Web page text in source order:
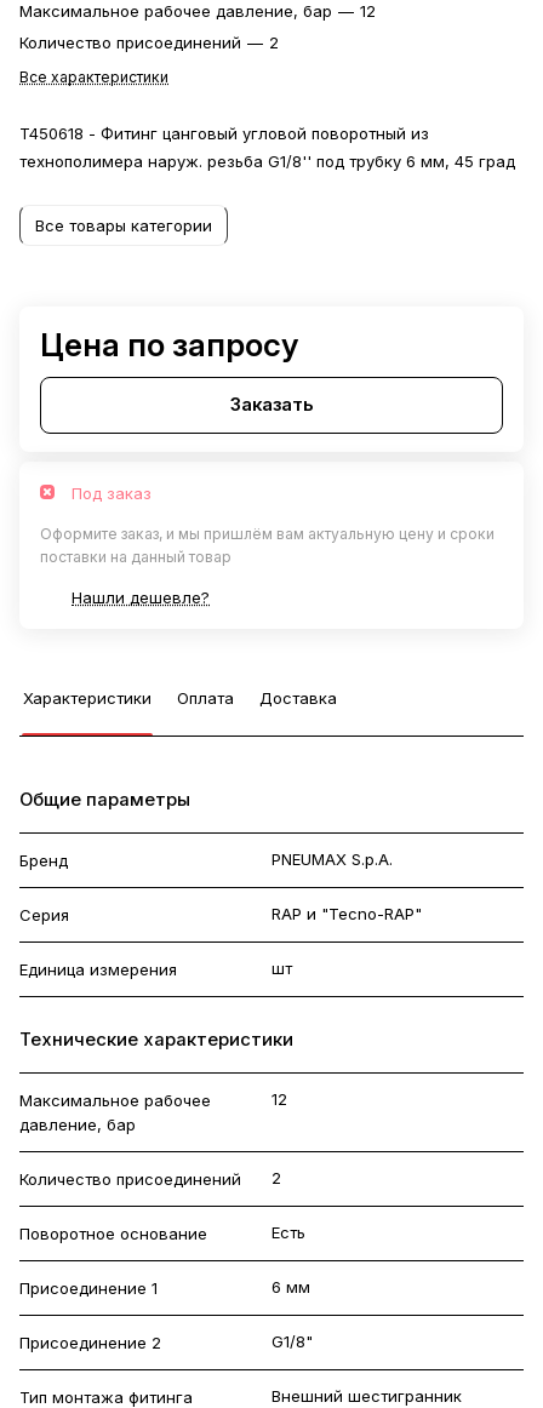
Максимальное рабочее давление, бар — 12
Количество присоединений — 2
Все характеристики
T450618 - Фитинг цанговый угловой поворотный из
технополимера наруж. резьба G1/8'' под трубку 6 мм, 45 град
Все товары категории
Цена по запросу
Заказать
Под заказ
Оформите заказ, и мы пришлём вам актуальную цену и сроки
поставки на данный товар
Нашли дешевле?
Характеристики Оплата Доставка
Общие параметры
Бренд PNEUMAX S.p.A.
Серия RAP и "Tecno-RAP"
Единица измерения шт
Технические характеристики
Максимальное рабочее
давление, бар
12
Количество присоединений 2
Поворотное основание Есть
Присоединение 1 6 мм
Присоединение 2 G1/8"
Тип монтажа фитинга Внешний шестигранник